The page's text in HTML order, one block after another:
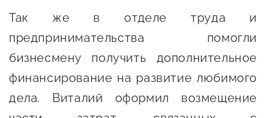
О фонде
Общая информация
Органы управления и надзора
Документы
Так же в отделе труда и
предпринимательства помогли
бизнесмену получить дополнительное
финансирование на развитие любимого
дела. Виталий оформил возмещение